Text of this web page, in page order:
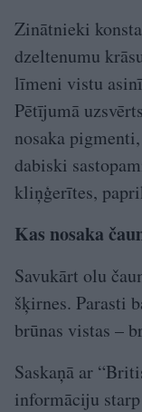
Zinātnieki
dzeltenumu
līmeni vistu
Pētījumā
nosaka
dabiski
kliņģerītes,
Kas nosaka
Savukārt olu
šķirnes. Parasti
brūnas vistas –
Saskaņā ar
informāciju